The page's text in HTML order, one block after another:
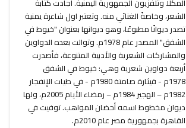
الشعر، وخاصةً الغنائي منه. وتعتبر اول شاعرة يمنية
تصدر ديوانًا مطبوعًا، وهو ديوانها بعنوان "خيوط في
الشفق" المصدر عام 1978م. وتوالت بعده الدواوين
والمشاركات الشعرية والأدبية المتنوعة، فأصدرت
أربعة دواوين شعرية وهي: خيوط في الشفق
1978م - قيثارة صامتة 1980م - في طيات الإنفجار
1982م – الهجير 1984م – رمضاء الأيام 2005م، ولها
ديوان مخطوط اسمه أحضان المواهب. توفيت في
القاهرة بجمهورية مصر عام 2010م.